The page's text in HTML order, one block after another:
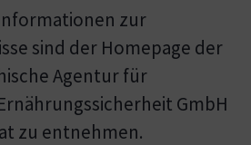
zur
sind der Homepage der
Agentur für
GmbH
zu entnehmen.